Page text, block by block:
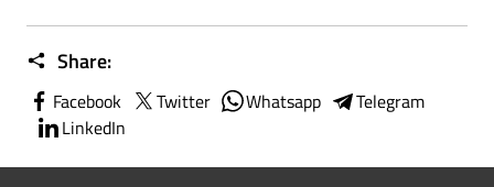
Share:
Facebook Twitter Whatsapp
Telegram
LinkedIn